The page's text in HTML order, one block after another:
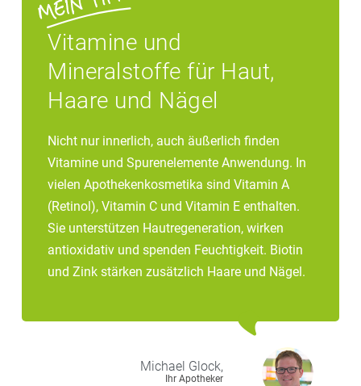
Vitamine und
Mineralstoffe für Haut,
Haare und Nägel
Nicht nur innerlich, auch äußerlich finden
Vitamine und Spurenelemente Anwendung. In
vielen Apothekenkosmetika sind Vitamin A
(Retinol), Vitamin C und Vitamin E enthalten.
Sie unterstützen Hautregeneration, wirken
antioxidativ und spenden Feuchtigkeit. Biotin
und Zink stärken zusätzlich Haare und Nägel.
Michael Glock,
Ihr Apotheker